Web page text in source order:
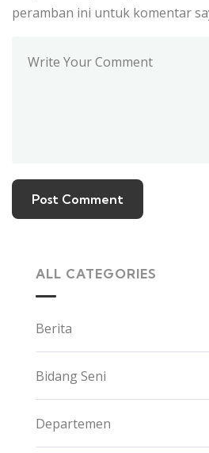
peramban ini untuk komentar
ALL CATEGORIES
Berita
Bidang Seni
Departemen